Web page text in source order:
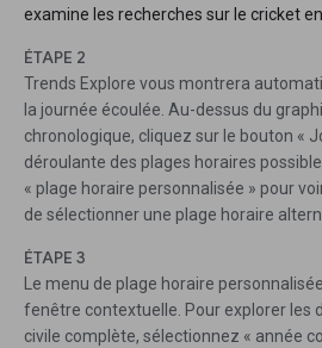
examine les recherches sur le cricket en
ÉTAPE 2
Trends Explore vous montrera
la journée écoulée. Au-dessus du
chronologique, cliquez sur le bouton «
déroulante des plages horaires
« plage horaire personnalisée » pour
de sélectionner une plage horaire
ÉTAPE 3
Le menu de plage horaire
fenêtre contextuelle. Pour explorer les
civile complète, sélectionnez « année